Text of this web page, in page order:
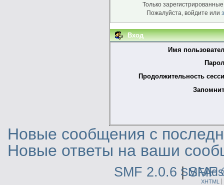
Только
Пожалуйста, войдите или
Вход
Имя
Продолжительность
Новые сообщения с
Новые ответы на ваши
SMF 2.0.6 |SMF
SMFAds
XHTML